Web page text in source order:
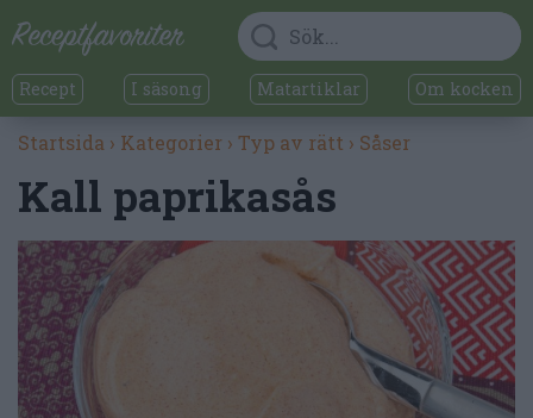
Recept I säsong Matartiklar Om kocken
Startsida › Kategorier › Typ av rätt › Såser
Kall paprikasås